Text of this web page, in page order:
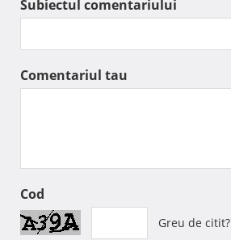
Subiectul comentariului
Comentariul tau
Cod
Greu de citit?